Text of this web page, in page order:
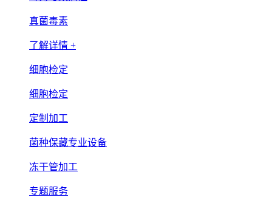
真菌毒素
了解详情 +
细胞检定
细胞检定
定制加工
菌种保藏专业设备
冻干管加工
专题服务